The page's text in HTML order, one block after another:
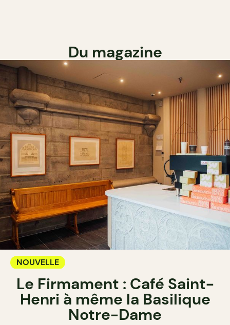
Du magazine
NOUVELLE
Le Firmament : Café Saint-
Henri à même la Basilique
Notre-Dame